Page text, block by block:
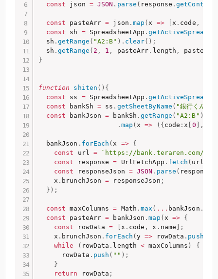
const json = JSON . parse ( response .
const pasteArr = json . map (x => x . code ,
const sh = SpreadsheetApp .
  sh
.getRange ( "A2:B" ) . clear( ) ;
  sh
.getRange ( 2 , 1 , pasteArr . length , pasteArr
}
function shiten ( ) {
const ss = SpreadsheetApp .
const bankSh = ss . getSheetByName ( "銀行くん"
const bankJson = bankSh .getRange ( "A2:B" )
. map (x => ( { code :x 0 ,
  bankJson
. forEach (x =>
{
const url =
`https://bank.teraren.com/
const response = UrlFetchApp . fetch ( url
const responseJson = JSON . parse ( response
    x
. brunchJson = responseJson ;
} ) ;
const maxColumns = Math .max ( ... bankJson .
const pasteArr = bankJson .map ( x => {
const rowData = x . code , x . name
;
    x
. brunchJson . forEach (y => rowData . push
while
( rowData . length < maxColumns )
{
      rowData
. push ( "" ) ;
}
return
rowData ;